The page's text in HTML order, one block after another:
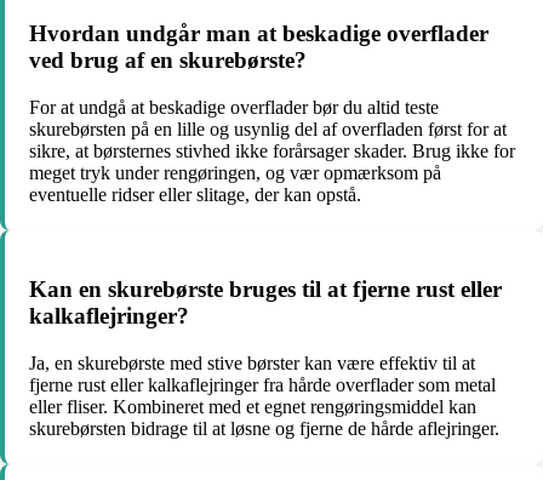
Hvordan undgår man at beskadige overflader
ved brug af en skurebørste?
For at undgå at beskadige overflader bør du altid teste
skurebørsten på en lille og usynlig del af overfladen først for at
sikre, at børsternes stivhed ikke forårsager skader. Brug ikke for
meget tryk under rengøringen, og vær opmærksom på
eventuelle ridser eller slitage, der kan opstå.
Kan en skurebørste bruges til at fjerne rust eller
kalkaflejringer?
Ja, en skurebørste med stive børster kan være effektiv til at
fjerne rust eller kalkaflejringer fra hårde overflader som metal
eller fliser. Kombineret med et egnet rengøringsmiddel kan
skurebørsten bidrage til at løsne og fjerne de hårde aflejringer.